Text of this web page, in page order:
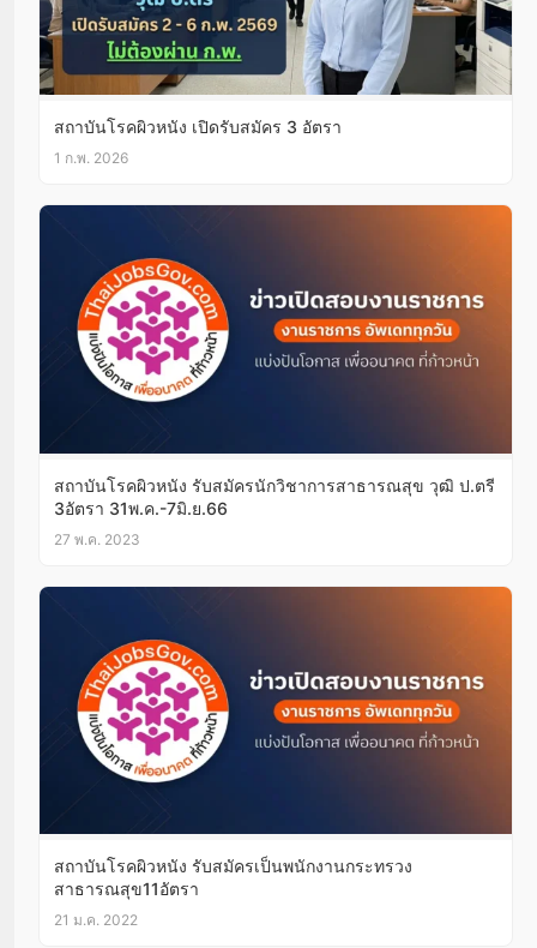
สถาบันโรคผิวหนัง เปิดรับสมัคร 3 อัตรา
1 ก.พ. 2026
สถาบันโรคผิวหนัง รับสมัครนักวิชาการสาธารณสุข วุฒิ ป.ตรี
3อัตรา 31พ.ค.-7มิ.ย.66
27 พ.ค. 2023
สถาบันโรคผิวหนัง รับสมัครเป็นพนักงานกระทรวง
สาธารณสุข11อัตรา
21 ม.ค. 2022